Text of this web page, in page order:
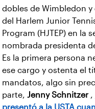
2015: Katrina Adams,
dobles de Wimbledon y
del Harlem Junior
Program (HJTEP) en la
nombrada presidenta
Es la primera persona
ese cargo y ostenta el
mandatos, algo sin
parte,Jenny Schnitzer,